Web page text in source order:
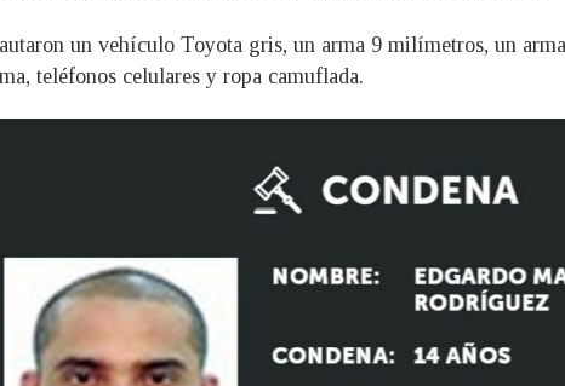
un vehículo Toyota gris, un arma 9 milímetros, un
teléfonos celulares y ropa camuflada.